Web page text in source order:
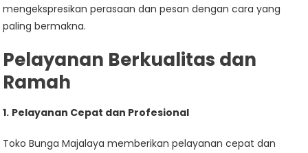
mengekspresikan perasaan dan pesan dengan cara yang
paling bermakna.
Pelayanan Berkualitas dan
Ramah
1. Pelayanan Cepat dan Profesional
Toko Bunga Majalaya memberikan pelayanan cepat dan